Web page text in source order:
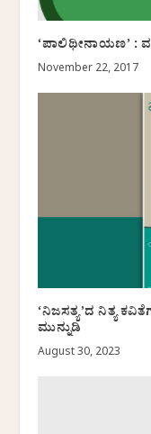
‘ಪಾಲಿಥೀನಾಯಣ’ :
November 22, 2017
‘ನಿಜಸತ್ಯ’ದ ನಿತ್ಯ
ಮುನ್ನುಡಿ
August 30, 2023